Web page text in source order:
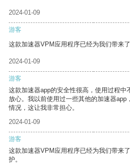
2024-01-09
游客
这款加速器VPM应用程序已经为我们带来
2024-01-09
游客
这款加速器app的安全性很高，使用过程中
放心。我以前使用过一些其他的加速器app
情况，这让我非常担心。
2024-01-09
游客
这款加速器VPM应用程序已经为我们带来
护。